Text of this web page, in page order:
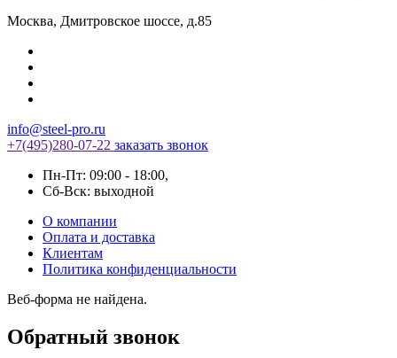
Москва, Дмитровское шоссе, д.85
info@steel-pro.ru
+7(495)280-07-22 заказать звонок
Пн-Пт: 09:00 - 18:00,
Cб-Вск: выходной
О компании
Оплата и доставка
Клиентам
Политика конфиденциальности
Веб-форма не найдена.
Обратный звонок